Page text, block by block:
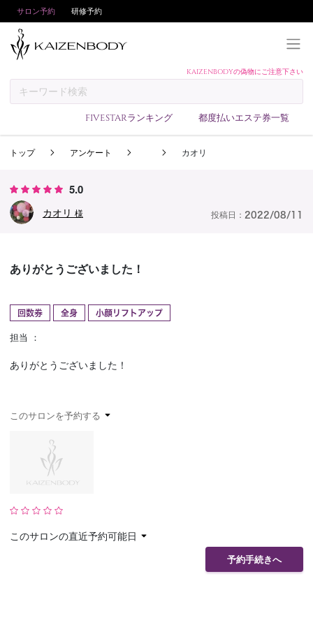
サロン予約 研修予約
KAIZENBODYの偽物にご注意下さい
FIVESTARランキング 都度払いエステ券一覧
予約方法
サロンランキング
トップ アンケート カオリ
5.0
カオリ 様 投稿日： 2022/08/11
ありがとうございました！
回数券 全身 小顔リフトアップ
担当 ：
ありがとうございました！
このサロンを予約する
このサロンの直近予約可能日
予約手続きへ